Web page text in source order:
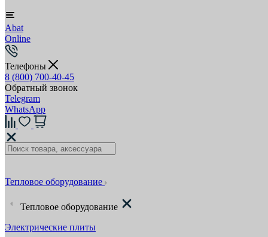
Abat
Online
Телефоны
8 (800) 700-40-45
Обратный звонок
Telegram
WhatsApp
Тепловое оборудование
Тепловое оборудование
Электрические плиты